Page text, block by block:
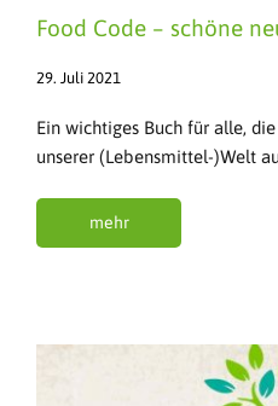
Food Code – schöne
29. Juli 2021
Ein wichtiges Buch für alle,
unserer (Lebensmittel-)Welt
mehr